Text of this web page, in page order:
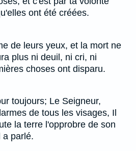
ont été créées.
de leurs yeux, et la mort ne
plus ni deuil, ni cri, ni
choses ont disparu.
toujours; Le Seigneur,
de tous les visages, Il
la terre l'opprobre de son
a parlé.